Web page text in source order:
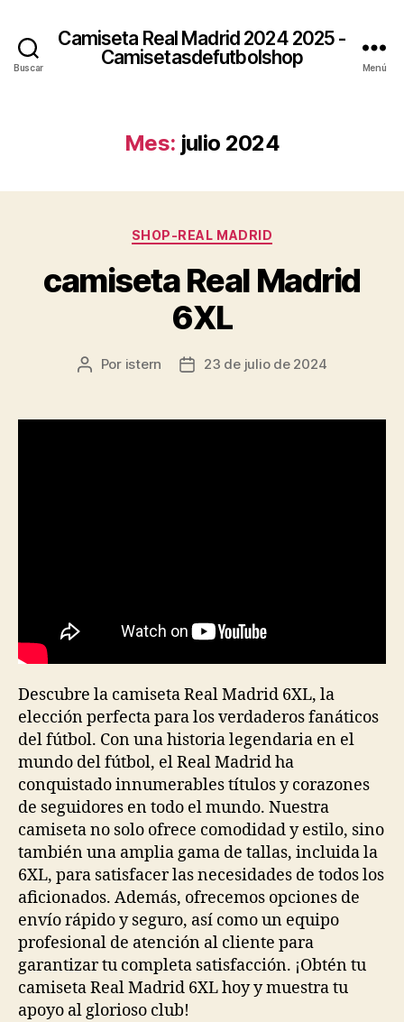
Buscar
Camiseta Real Madrid 2024 2025 -
Camisetasdefutbolshop
Menú
Mes: julio 2024
Categorías
SHOP-REAL MADRID
camiseta Real Madrid
6XL
Autor
entrada
Por istern
Fecha
entrada
23 de julio de 2024
Descubre la camiseta Real Madrid 6XL, la
elección perfecta para los verdaderos fanáticos
del fútbol. Con una historia legendaria en el
mundo del fútbol, el Real Madrid ha
conquistado innumerables títulos y corazones
de seguidores en todo el mundo. Nuestra
camiseta no solo ofrece comodidad y estilo, sino
también una amplia gama de tallas, incluida la
6XL, para satisfacer las necesidades de todos los
aficionados. Además, ofrecemos opciones de
envío rápido y seguro, así como un equipo
profesional de atención al cliente para
garantizar tu completa satisfacción. ¡Obtén tu
camiseta Real Madrid 6XL hoy y muestra tu
apoyo al glorioso club!